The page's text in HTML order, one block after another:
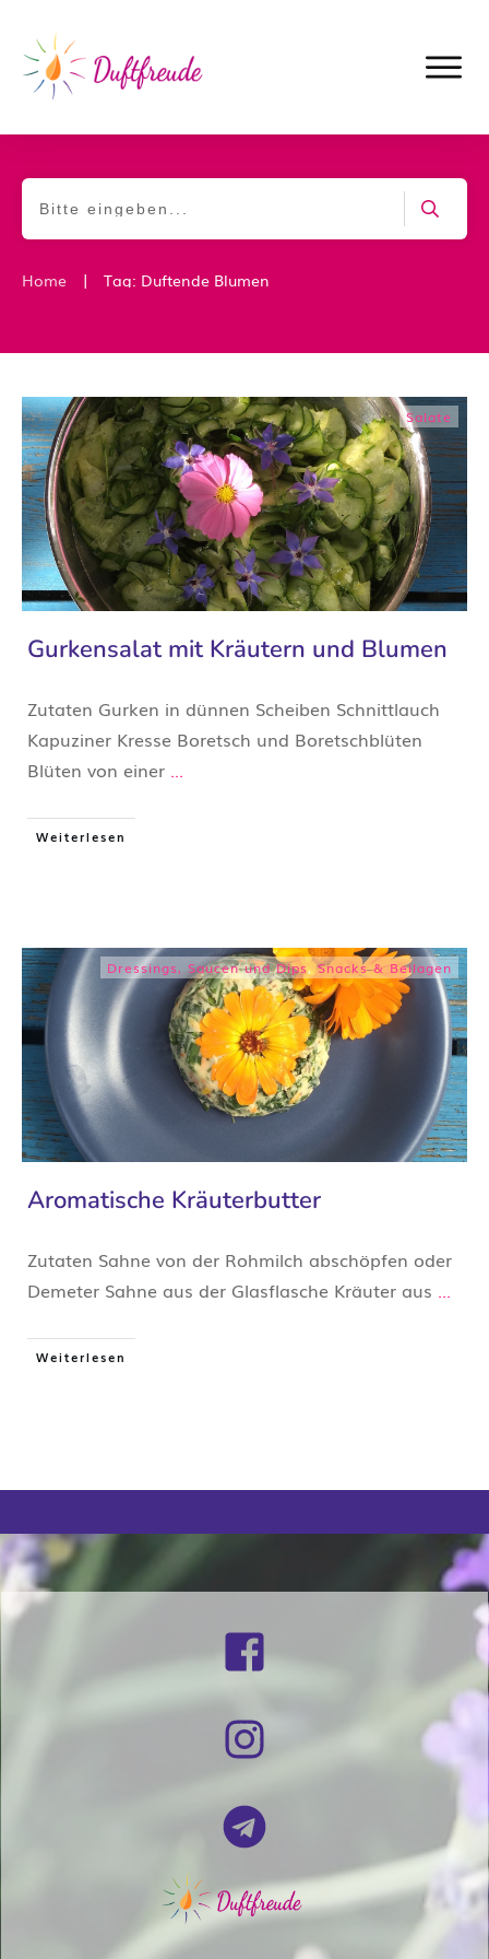
Home | Tag: Duftende Blumen
Salate
Gurkensalat mit Kräutern und Blumen
​Zutaten Gurken in dünnen Scheiben Schnittlauch
Kapuziner Kresse Boretsch und Boretschblüten
Blüten von einer ...
Weiterlesen
Dressings, Saucen und Dips,Snacks & Beilagen
Aromatische Kräuterbutter
Zutaten Sahne von der Rohmilch abschöpfen oder
Demeter Sahne aus der Glasflasche Kräuter aus ...
Weiterlesen